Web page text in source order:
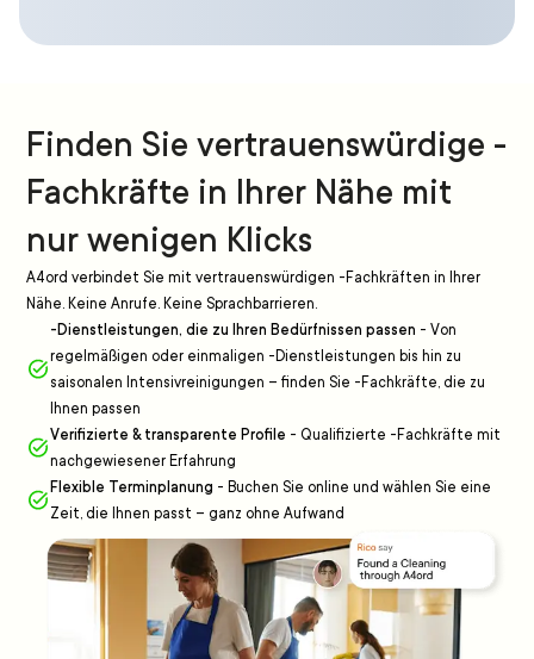
Finden Sie vertrauenswürdige -
Fachkräfte in Ihrer Nähe mit
nur wenigen Klicks
A4ord verbindet Sie mit vertrauenswürdigen -Fachkräften in Ihrer
Nähe. Keine Anrufe. Keine Sprachbarrieren.
-Dienstleistungen, die zu Ihren Bedürfnissen passen - Von
regelmäßigen oder einmaligen -Dienstleistungen bis hin zu
saisonalen Intensivreinigungen – finden Sie -Fachkräfte, die zu
Ihnen passen
Verifizierte & transparente Profile - Qualifizierte -Fachkräfte mit
nachgewiesener Erfahrung
Flexible Terminplanung - Buchen Sie online und wählen Sie eine
Zeit, die Ihnen passt – ganz ohne Aufwand